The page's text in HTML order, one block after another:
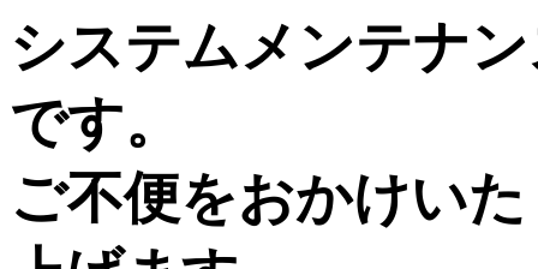
システムメンテナ
です。
ご不便をおかけい